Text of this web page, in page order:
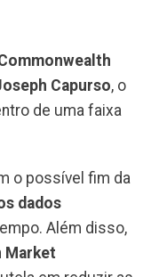
Capurso, o
de uma faixa
o possível fim da
dados
Além disso,
Market